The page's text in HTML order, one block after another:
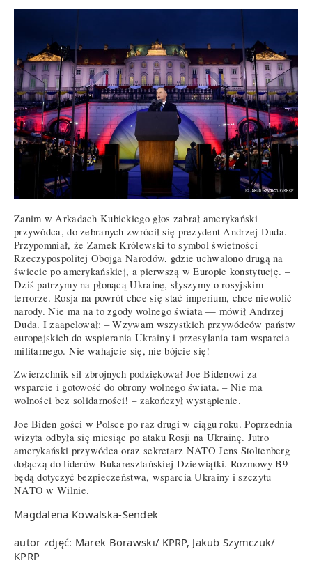
Zanim w Arkadach Kubickiego głos zabrał amerykański
przywódca, do zebranych zwrócił się prezydent Andrzej Duda.
Przypomniał, że Zamek Królewski to symbol świetności
Rzeczypospolitej Obojga Narodów, gdzie uchwalono drugą na
świecie po amerykańskiej, a pierwszą w Europie konstytucję. –
Dziś patrzymy na płonącą Ukrainę, słyszymy o rosyjskim
terrorze. Rosja na powrót chce się stać imperium, chce niewolić
narody. Nie ma na to zgody wolnego świata — mówił Andrzej
Duda. I zaapelował: – Wzywam wszystkich przywódców państw
europejskich do wspierania Ukrainy i przesyłania tam wsparcia
militarnego. Nie wahajcie się, nie bójcie się!
Zwierzchnik sił zbrojnych podziękował Joe Bidenowi za
wsparcie i gotowość do obrony wolnego świata. – Nie ma
wolności bez solidarności! – zakończył wystąpienie.
Joe Biden gości w Polsce po raz drugi w ciągu roku. Poprzednia
wizyta odbyła się miesiąc po ataku Rosji na Ukrainę. Jutro
amerykański przywódca oraz sekretarz NATO Jens Stoltenberg
dołączą do liderów Bukaresztańskiej Dziewiątki. Rozmowy B9
będą dotyczyć bezpieczeństwa, wsparcia Ukrainy i szczytu
NATO w Wilnie.
Magdalena Kowalska-Sendek
autor zdjęć: Marek Borawski/ KPRP, Jakub Szymczuk/
KPRP